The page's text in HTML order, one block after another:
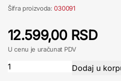
Šifra proizvoda:030091
12.599,00 RSD
U cenu je uračunat PDV